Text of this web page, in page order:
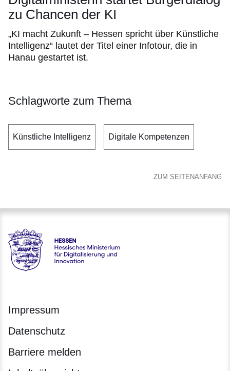
zu Chancen der KI
„KI macht Zukunft – Hessen spricht über Künstliche
Intelligenz“ lautet der Titel einer Infotour, die in
Hanau gestartet ist.
Schlagworte zum Thema
Künstliche Intelligenz Digitale Kompetenzen
ZUM SEITENANFANG
Hessen - Hessisches Ministerium für Digitalisierung und
Impressum
Datenschutz
Barriere melden